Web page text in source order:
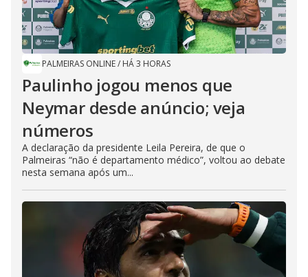
PALMEIRAS ONLINE/ HÁ 3 HORAS
Paulinho jogou menos que
Neymar desde anúncio; veja
números
A declaração da presidente Leila Pereira, de que o
Palmeiras “não é departamento médico”, voltou ao debate
nesta semana após um...